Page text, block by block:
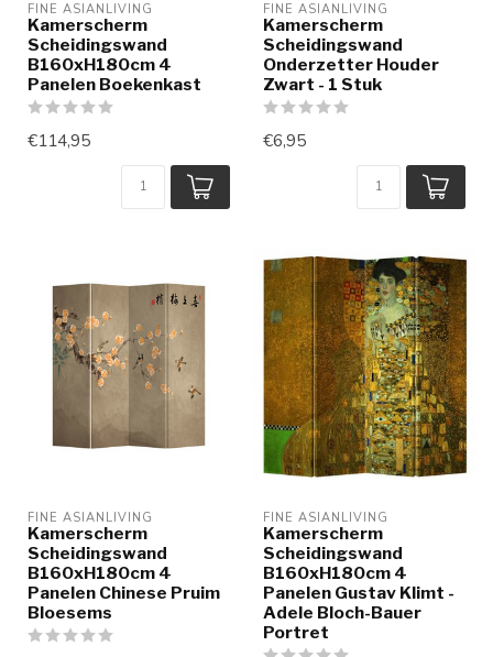
FINE ASIANLIVING
Kamerscherm
Scheidingswand
B160xH180cm 4
Panelen Boekenkast
€114,95
FINE ASIANLIVING
Kamerscherm
Scheidingswand
Onderzetter Houder
Zwart - 1 Stuk
€6,95
FINE ASIANLIVING
Kamerscherm
Scheidingswand
B160xH180cm 4
Panelen Chinese Pruim
Bloesems
FINE ASIANLIVING
Kamerscherm
Scheidingswand
B160xH180cm 4
Panelen Gustav Klimt -
Adele Bloch-Bauer
Portret